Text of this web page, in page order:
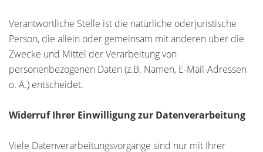
Verantwortliche Stelle ist die natürliche oderjuristische
Person, die allein oder gemeinsam mit anderen über die
Zwecke und Mittel der Verarbeitung von
personenbezogenen Daten (z.B. Namen, E-Mail-Adressen
o. Ä.) entscheidet.
Widerruf Ihrer Einwilligung zur Datenverarbeitung
Viele Datenverarbeitungsvorgänge sind nur mit Ihrer